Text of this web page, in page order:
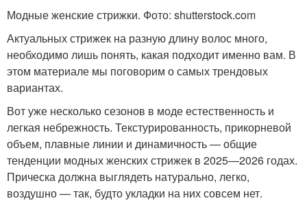
Модные женские стрижки. Фото: shutterstock.com
Актуальных стрижек на разную длину волос много,
необходимо лишь понять, какая подходит именно вам. В
этом материале мы поговорим о самых трендовых
вариантах.
Вот уже несколько сезонов в моде естественность и
легкая небрежность. Текстурированность, прикорневой
объем, плавные линии и динамичность — общие
тенденции модных женских стрижек в 2025—2026 годах.
Прическа должна выглядеть натурально, легко,
воздушно — так, будто укладки на них совсем нет.